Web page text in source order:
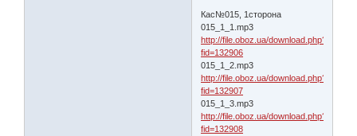
Кас№015, 1сторона
015_1_1.mp3
http://file.oboz.ua/download.php?
fid=132906
015_1_2.mp3
http://file.oboz.ua/download.php?
fid=132907
015_1_3.mp3
http://file.oboz.ua/download.php?
fid=132908